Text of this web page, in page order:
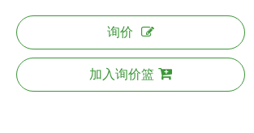
询价
加入询价篮